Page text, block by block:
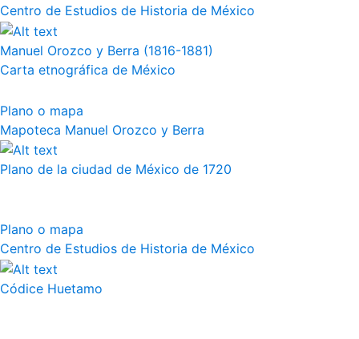
Centro de Estudios de Historia de México
Manuel Orozco y Berra (1816-1881)
Carta etnográfica de México
Plano o mapa
Mapoteca Manuel Orozco y Berra
Plano de la ciudad de México de 1720
Plano o mapa
Centro de Estudios de Historia de México
Códice Huetamo